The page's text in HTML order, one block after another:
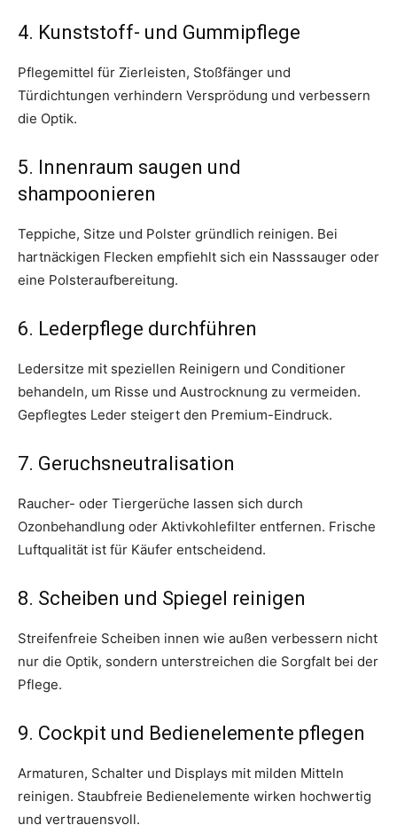
4. Kunststoff- und Gummipflege
Pflegemittel für Zierleisten, Stoßfänger und
Türdichtungen verhindern Versprödung und verbessern
die Optik.
5. Innenraum saugen und
shampoonieren
Teppiche, Sitze und Polster gründlich reinigen. Bei
hartnäckigen Flecken empfiehlt sich ein Nasssauger oder
eine Polsteraufbereitung.
6. Lederpflege durchführen
Ledersitze mit speziellen Reinigern und Conditioner
behandeln, um Risse und Austrocknung zu vermeiden.
Gepflegtes Leder steigert den Premium-Eindruck.
7. Geruchsneutralisation
Raucher- oder Tiergerüche lassen sich durch
Ozonbehandlung oder Aktivkohlefilter entfernen. Frische
Luftqualität ist für Käufer entscheidend.
8. Scheiben und Spiegel reinigen
Streifenfreie Scheiben innen wie außen verbessern nicht
nur die Optik, sondern unterstreichen die Sorgfalt bei der
Pflege.
9. Cockpit und Bedienelemente pflegen
Armaturen, Schalter und Displays mit milden Mitteln
reinigen. Staubfreie Bedienelemente wirken hochwertig
und vertrauensvoll.